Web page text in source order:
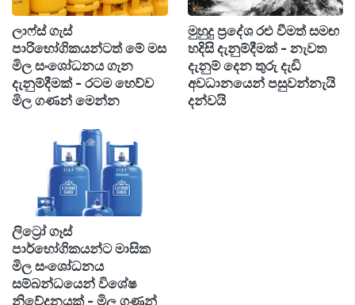
ක්‍රියාත්මක කළ යුතු බව කමිටුව පෙන්වා දුන්නේය.
ලියාපදිංචි කිරීමෙන් පසු, ඔවුන්ට අවශ්‍ය දේ නිවැරදිව
හඳුනා ගැනීමටත්, ඒ හරහා ඔවුන්ගේ අවශ්‍යතා
සපුරාලීමට අවශ්‍ය පියවර ගැනීමටත් හැකි වන බව
කමිටුව පෙන්වා දුන්නේය. වැඩිහිටියන්ට සහ
ආබාධිතයින්ට අස්වැසුම ප්‍රතිලාභ ලබා දීම සඳහා
ඔවුන්ගේ නිවෙස්වලට අස්වැසුම යෝජනා ක්‍රමය
ලබා ගැනීමේ හැකියාව පිළිබඳව ද කමිටුව
විස්තරාත්මකව සාකච්ඡා කළේය.
ජාතික හැඳුනුම්පතක් නොමැතිකම හේතුවෙන්
ලාෆ්ස් ගැස්
පාරිභෝගිකයන්ටත් මේ මස
මිල සංශෝධනය ගැන
දැනුම්දීමක් - රටම හෙව්ව
මිල ගණන් මෙන්න
මුහුදු ප්‍රදේශ රළු වීමත් සමඟ
හදිසි දැනුම්දීමක් - නැවත
දැනුම් දෙන තුරු දැඩි
අවධානයෙන් පසුවන්නැයි
දන්වයි
ලිට්‍රෝ ගෑස්
පාර්භෝගිකයන්ට මාසික
මිල සංශෝධනය
සම්බන්ධයෙන් විශේෂ
නිවේදනයක් - මිල ගණන්